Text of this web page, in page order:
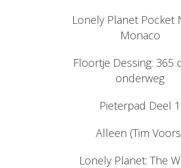
Lonely Planet Pocket
Monaco
Floortje Dessing: 365
onderweg
Pieterpad Deel 1
Alleen (Tim
Lonely Planet: The